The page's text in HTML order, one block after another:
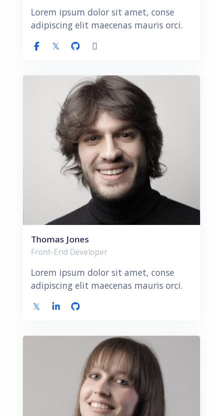
Lorem ipsum dolor sit amet, conse
adipiscing elit maecenas mauris orci.
Thomas Jones
Front-End Developer
Lorem ipsum dolor sit amet, conse
adipiscing elit maecenas mauris orci.